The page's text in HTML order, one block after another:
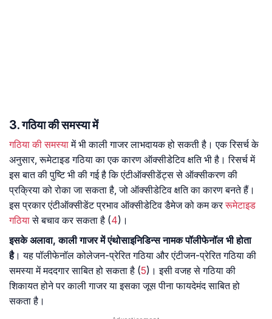
3. गठिया की समस्या में
गठिया की समस्यामें भी काली गाजर लाभदायक हो सकती है। एक रिसर्च के
अनुसार, रूमेटाइड गठिया का एक कारण ऑक्सीडेटिव क्षति भी है। रिसर्च में
इस बात की पुष्टि भी की गई है कि एंटीऑक्सीडेंट्स से ऑक्सीकरण की
प्रक्रिया को रोका जा सकता है, जो ऑक्सीडेटिव क्षति का कारण बनते हैं।
इस प्रकार एंटीऑक्सीडेंट प्रभाव ऑक्सीडेटिव डैमेज को कम कररूमेटाइड
गठियासे बचाव कर सकता है (4)।
इसके अलावा, काली गाजर में एंथोसाइनिडिन्स नामक पॉलीफेनॉल भी होता
है। यह पॉलीफेनॉल कोलेजन-प्रेरित गठिया और एंटीजन-प्रेरित गठिया की
समस्या में मददगार साबित हो सकता है (5)। इसी वजह से गठिया की
शिकायत होने पर काली गाजर या इसका जूस पीना फायदेमंद साबित हो
सकता है।